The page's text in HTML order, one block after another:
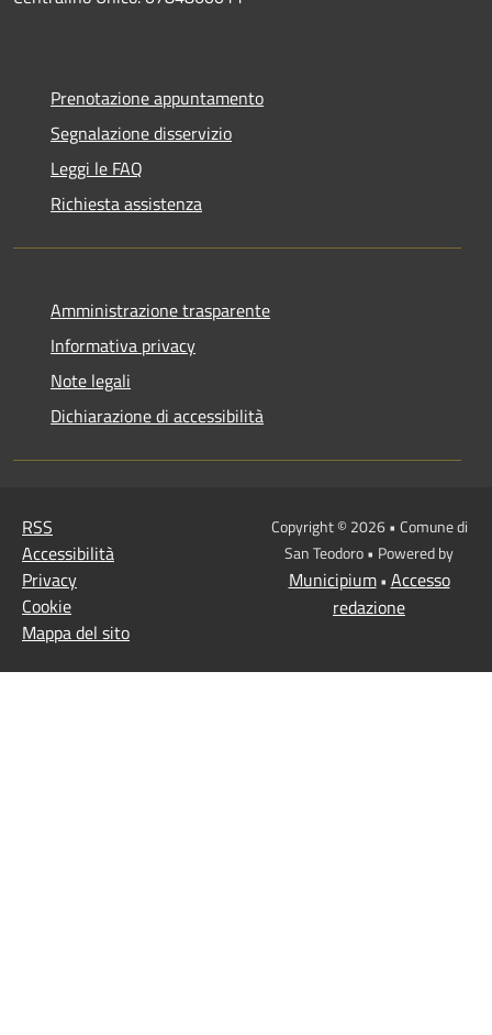
Prenotazione appuntamento
Segnalazione disservizio
Leggi le FAQ
Richiesta assistenza
Amministrazione trasparente
Informativa privacy
Note legali
Dichiarazione di accessibilità
RSS
Accessibilità
Privacy
Cookie
Mappa del sito
Copyright © 2026 • Comune di
San Teodoro • Powered by
Municipium• Accesso
redazione